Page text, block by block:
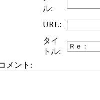
ル:
URL:
タイ
トル:
メント: